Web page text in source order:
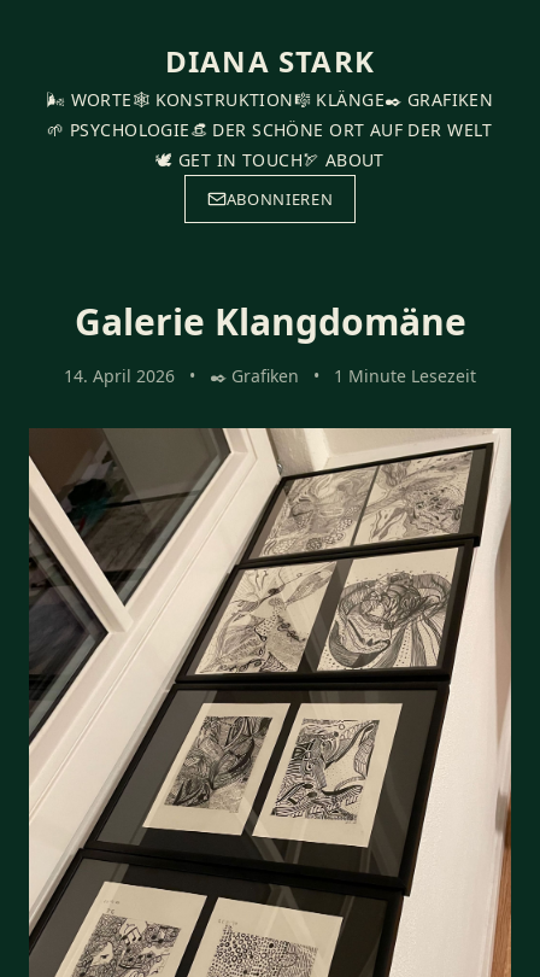
DIANA STARK
🌬️ WORTE🕸️ KONSTRUKTION🎼 KLÄNGE✒️ GRAFIKEN
🌱 PSYCHOLOGIE👒 DER SCHÖNE ORT AUF DER WELT
🕊️ GET IN TOUCH🏹 ABOUT
ABONNIEREN
Galerie Klangdomäne
14. April 2026 • ✒️ Grafiken • 1 Minute Lesezeit